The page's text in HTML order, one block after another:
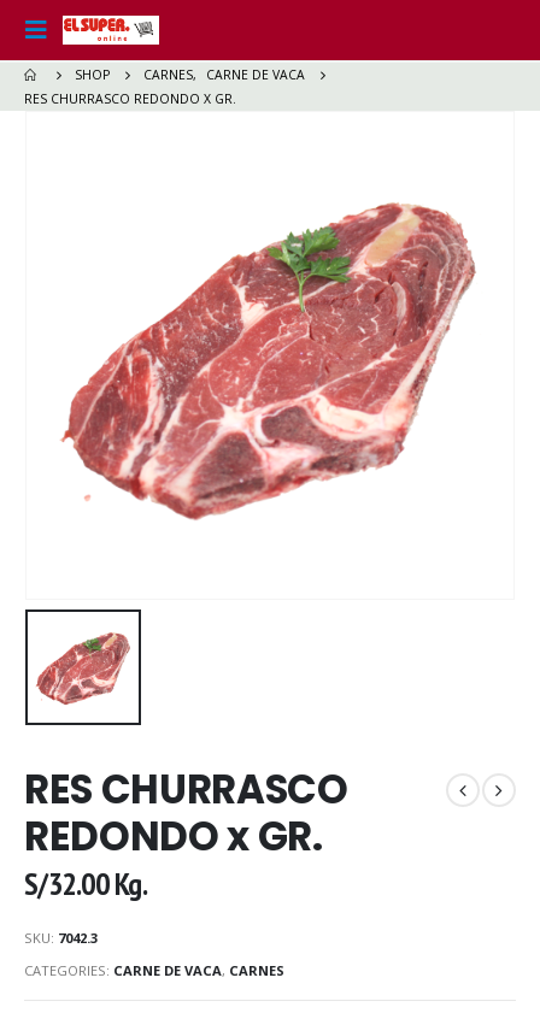
SHOP CARNES,
CARNE DE VACA
RES CHURRASCO REDONDO X GR.
RES CHURRASCO
REDONDO x GR.
S/32.00Kg.
SKU: 7042.3
CATEGORIES: CARNE DE VACA, CARNES